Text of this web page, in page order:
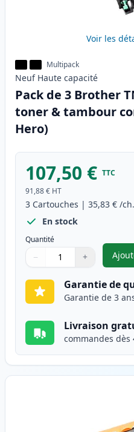
Voir les
Multipack
Neuf Haute capacité
Pack de 3 Brother
toner & tambour
Hero)
107,50 € TTC
91,88 € HT
3 Cartouches | 35,83 € /ch.
En stock
Quantité
Quantité
Utilisez les boutons pour
− +
Quantité
Garantie de
Garantie de 3
Livraison
commandes dès